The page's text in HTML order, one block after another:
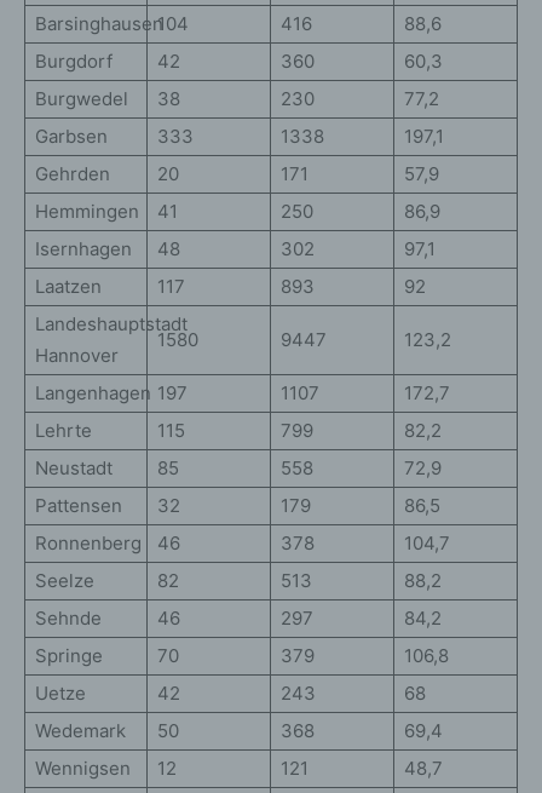
Barsinghausen104 416
88,6
Burgdorf
42 360
60,3
Burgwedel
38 230
77,2
Garbsen
333 1338
197,1
Gehrden
20 171
57,9
Hemmingen
41 250
86,9
Isernhagen
48 302
97,1
Laatzen
117 893
92
Landeshauptstadt
Hannover
1580 9447 123,2
Langenhagen 197 1107
172,7
Lehrte
115 799
82,2
Neustadt
85 558
72,9
Pattensen
32 179
86,5
Ronnenberg
46 378
104,7
Seelze
82 513
88,2
Sehnde
46 297
84,2
Springe
70 379
106,8
Uetze
42 243
68
Wedemark
50 368
69,4
Wennigsen
12 121
48,7